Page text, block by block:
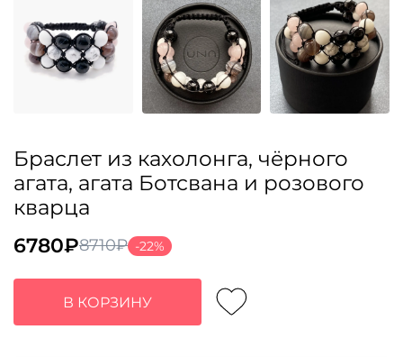
Браслет из кахолонга, чёрного
агата, агата Ботсвана и розового
кварца
8710₽
Первоначальная
цена
составляла
8710₽.
6780₽
Текущая
цена:
6780₽.
-22%
В КОРЗИНУ